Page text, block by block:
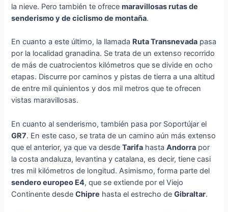
la nieve. Pero también te ofrecemaravillosas rutas de
senderismo y de ciclismo de montaña.
En cuanto a este último, la llamada Ruta Transnevada pasa
por la localidad granadina. Se trata de un extenso recorrido
de más de cuatrocientos kilómetros que se divide en ocho
etapas. Discurre por caminos y pistas de tierra a una altitud
de entre mil quinientos y dos mil metros que te ofrecen
vistas maravillosas.
En cuanto al senderismo, también pasa por Soportújar el
GR7. En este caso, se trata de un camino aún más extenso
que el anterior, ya que va desdeTarifa hastaAndorra por
la costa andaluza, levantina y catalana, es decir, tiene casi
tres mil kilómetros de longitud. Asimismo, forma parte del
sendero europeo E4, que se extiende por el Viejo
Continente desdeChipre hasta el estrecho deGibraltar.